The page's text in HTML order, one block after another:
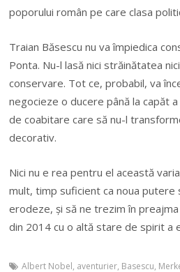
poporului român pe care clasa
Traian Băsescu nu va împiedica
Ponta. Nu-l lasă nici străinătatea
conservare. Tot ce, probabil, va
negocieze o ducere până la capăt
de coabitare care să nu-l
decorativ.
Nici nu e rea pentru el această
mult, timp suficient ca noua putere
erodeze, și să ne trezim în
din 2014 cu o altă stare de spirit a
Albert Nobel, aventurier, Basescu,